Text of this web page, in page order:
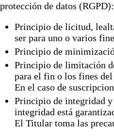
protección de datos (RGPD):
Principio de licitud,
ser para uno o varios
Principio de
Principio de limitación
para el fin o los fines
En el caso de
Principio de integridad y
integridad está
El Titular toma las